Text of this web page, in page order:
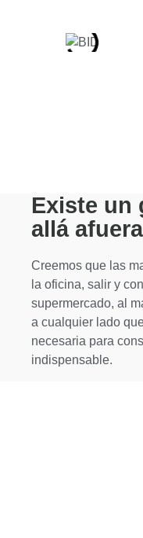
Existe un
allá afuera
Creemos que las
la oficina, salir y
supermercado, al
a cualquier lado
necesaria para
indispensable.